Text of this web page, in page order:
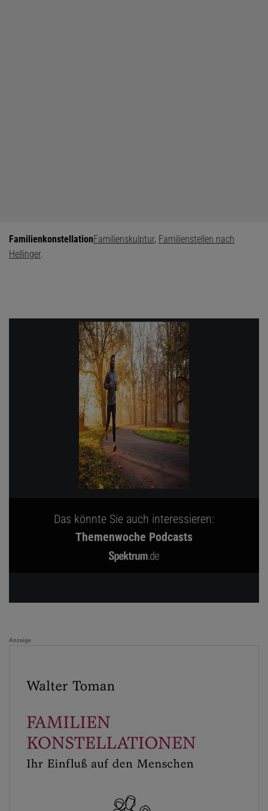
FamilienkonstellationFamilienskulptur, Familienstellen nach
Hellinger.
Das könnte Sie auch interessieren:
Themenwoche Podcasts
Anzeige